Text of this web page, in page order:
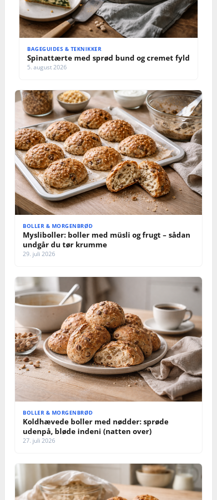
BAGEGUIDES & TEKNIKKER
Spinattærte med sprød bund og cremet fyld
5. august 2026
BOLLER & MORGENBRØD
Mysliboller: boller med müsli og frugt – sådan
undgår du tør krumme
29. juli 2026
BOLLER & MORGENBRØD
Koldhævede boller med nødder: sprøde
udenpå, bløde indeni (natten over)
27. juli 2026